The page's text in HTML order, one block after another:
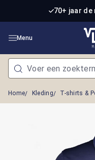
Ga naar de hoofdinhoud
70+ jaar de
Menu
Home Kleding T-shirts &